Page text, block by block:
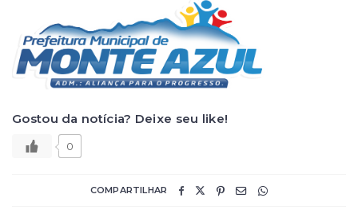
Gostou da notícia? Deixe seu like!
0
COMPARTILHAR